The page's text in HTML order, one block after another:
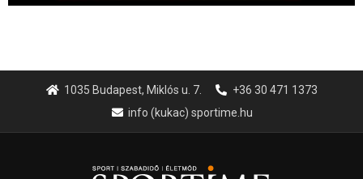
1035 Budapest, Miklós u. 7.
+36 30 471 1373
info (kukac) sportime.hu